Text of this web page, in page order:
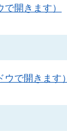
開きます）
で開きます）